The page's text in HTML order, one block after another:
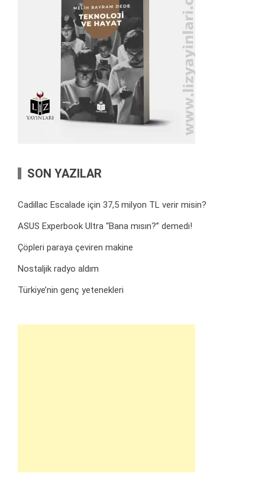
SON YAZILAR
Cadillac Escalade için 37,5 milyon TL verir misin?
ASUS Experbook Ultra “Bana mısın?” demedi!
Çöpleri paraya çeviren makine
Nostaljik radyo aldım
Türkiye’nin genç yetenekleri